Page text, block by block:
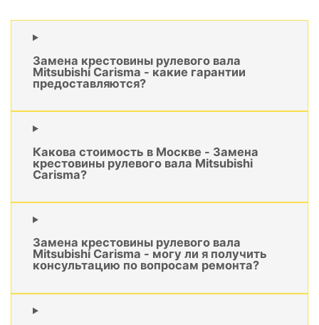
Замена крестовины рулевого вала
Mitsubishi Carisma - какие гарантии
предоставляются?
Какова стоимость в Москве - Замена
крестовины рулевого вала Mitsubishi
Carisma?
Замена крестовины рулевого вала
Mitsubishi Carisma - могу ли я получить
консультацию по вопросам ремонта?